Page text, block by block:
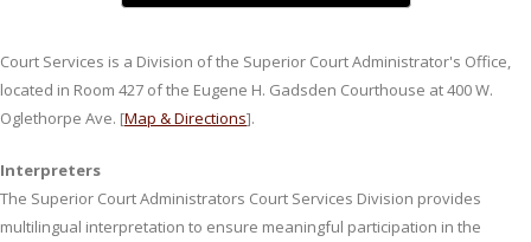
Court Services is a Division of the Superior Court Administrator's Office,
located in Room 427 of the Eugene H. Gadsden Courthouse at 400 W.
Oglethorpe Ave. [Map & Directions].
Interpreters
The Superior Court Administrators Court Services Division provides
multilingual interpretation to ensure meaningful participation in the